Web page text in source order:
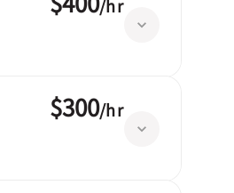
/hr
$300/hr